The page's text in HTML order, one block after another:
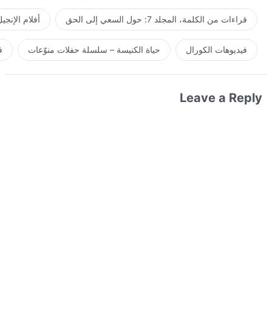
قراءات من الكلمة، المجلد 7: حول السعي إلى الحق أفلام
فيديوهات الكورال حياة الكنيسة – سلسلة حفلات منوّعات
Leave a Reply